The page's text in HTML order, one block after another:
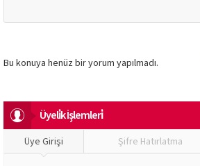
Bu konuya henüz bir yorum yapılmadı.
Üyeli̇k İşlemleri̇
Üye Girişi Şifre Hatırlatma